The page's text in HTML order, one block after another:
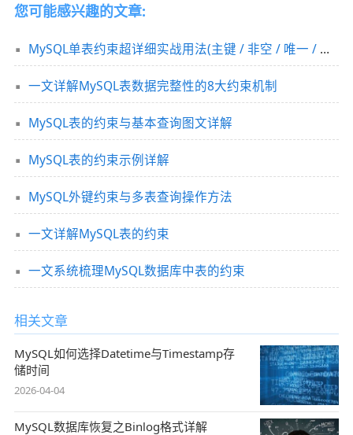
您可能感兴趣的文章:
MySQL单表约束超详细实战用法(主键 / 非空 / 唯一 / 默认)
一文详解MySQL表数据完整性的8大约束机制
MySQL表的约束与基本查询图文详解
MySQL表的约束示例详解
MySQL外键约束与多表查询操作方法
一文详解MySQL表的约束
一文系统梳理MySQL数据库中表的约束
相关文章
MySQL如何选择Datetime与Timestamp存
储时间
2026-04-04
MySQL数据库恢复之Binlog格式详解